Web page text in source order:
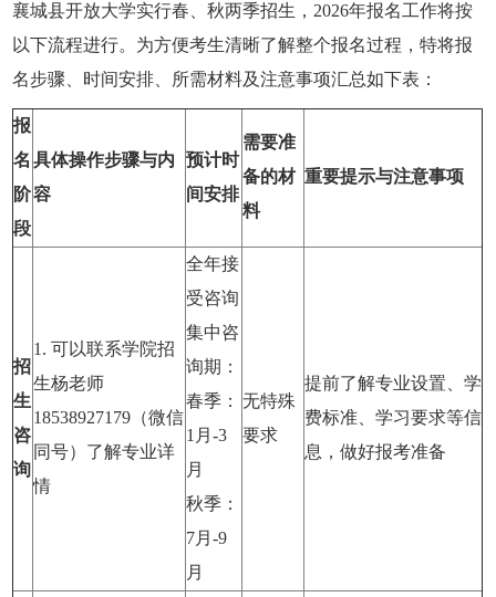
襄城县开放大学实行春、秋两季招生，2026年报名工作将按
以下流程进行。为方便考生清晰了解整个报名过程，特将报
名步骤、时间安排、所需材料及注意事项汇总如下表：
报
名
阶
段
具体操作步骤与内
容
预计时
间安排
需要准
备的材
料
重要提示与注意事项
招
生
咨
询
1. 可以联系学院招
生杨老师
18538927179（微信
同号）了解专业详
情
全年接
受咨询
集中咨
询期：
春季：
1月-3
月
秋季：
7月-9
月
无特殊
要求
提前了解专业设置、学
费标准、学习要求等信
息，做好报考准备